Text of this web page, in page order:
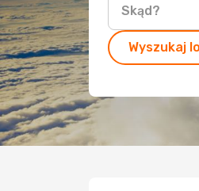
Wyszukaj